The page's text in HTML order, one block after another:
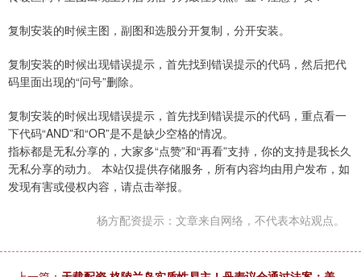
复制安装的时候主图，副图和选股分开复制，分开安装。
复制安装的时候出现错误提示，首先找到错误提示的代码，然后把代
码里面出现的“问号”删除。
复制安装的时候出现错误提示，首先找到错误提示的代码，重点看一
下代码“AND”和“OR”是不是缺少空格的情况。
指标都是无私分享的，大家多“点赞”和“再看”支持，你的支持是我长久
无私分享的动力。 本站仅提供存储服务，所有内容均由用户发布，如
发现有害或侵权内容，请点击举报。
杨方配资提示：文章来自网络，不代表本站观点。